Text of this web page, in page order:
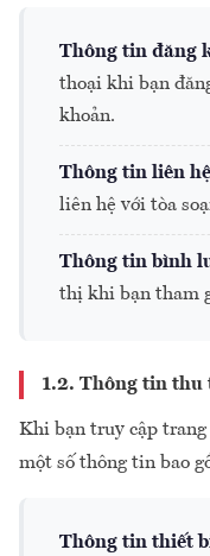
Thông tin đăng
thoại khi bạn
khoản.
Thông tin liên
liên hệ với tòa
Thông tin bình
thị khi bạn tham
1.2. Thông tin thu
Khi bạn truy cập
một số thông tin bao
Thông tin thiết